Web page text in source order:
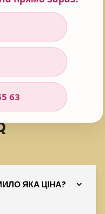
😍
ЯКА ЦІНА?
63